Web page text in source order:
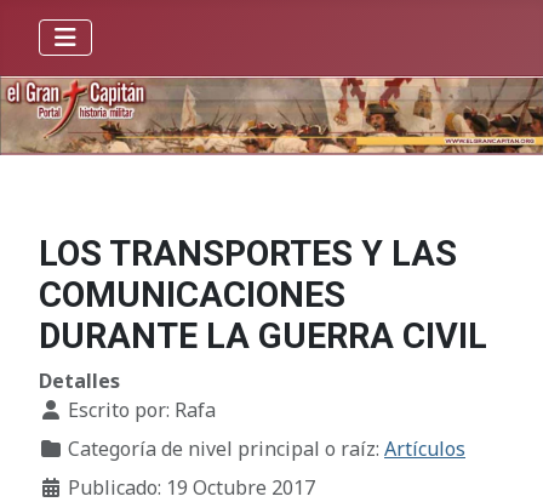
LOS TRANSPORTES Y LAS
COMUNICACIONES
DURANTE LA GUERRA CIVIL
Detalles
Escrito por: Rafa
Categoría de nivel principal o raíz: Artículos
Publicado: 19 Octubre 2017